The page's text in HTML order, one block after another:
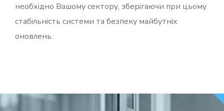
необхідно Вашому сектору, зберігаючи при цьому
стабільність системи та безпеку майбутніх
оновлень.